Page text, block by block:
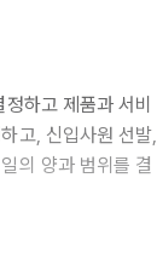
하고 제품과 서비
고, 신입사원 선발,
의 양과 범위를 결